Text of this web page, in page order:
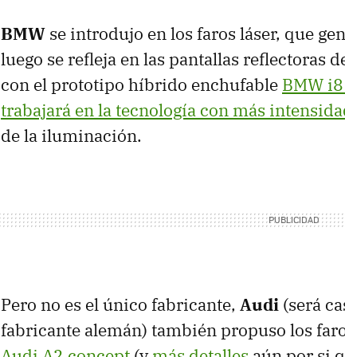
BMW se introdujo en los faros láser, que
luego se refleja en las pantallas reflectoras
con el prototipo híbrido enchufable BMW
trabajará en la tecnología con más
de la iluminación.
Pero no es el único fabricante, Audi (será
fabricante alemán) también propuso los